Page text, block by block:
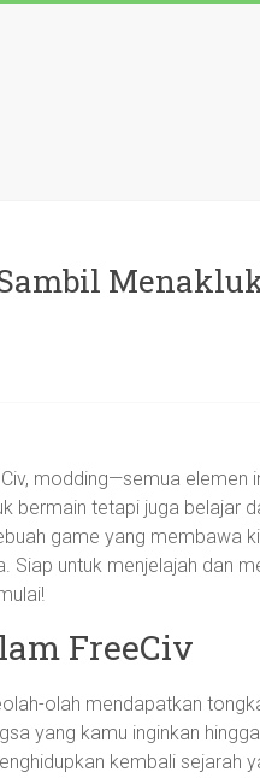
modding—semua elemen
bermain tetapi juga belajar
game yang membawa
untuk menjelajah dan
FreeCiv
olah mendapatkan
yang kamu inginkan
kembali sejarah